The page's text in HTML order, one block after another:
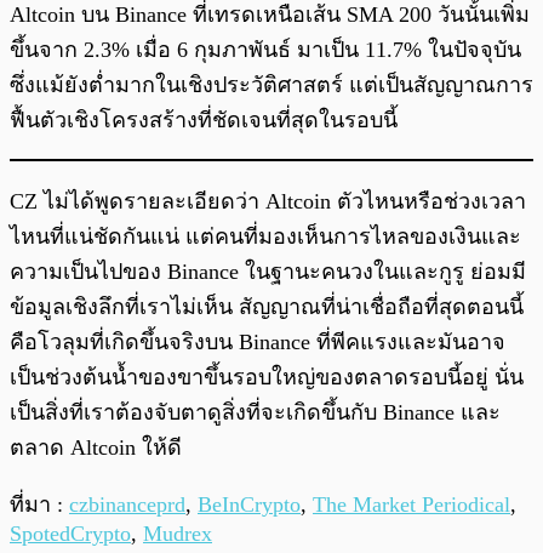
Altcoin บน Binance ที่เทรดเหนือเส้น SMA 200 วันนั้นเพิ่ม
ขึ้นจาก 2.3% เมื่อ 6 กุมภาพันธ์ มาเป็น 11.7% ในปัจจุบัน
ซึ่งแม้ยังต่ำมากในเชิงประวัติศาสตร์ แต่เป็นสัญญาณการ
ฟื้นตัวเชิงโครงสร้างที่ชัดเจนที่สุดในรอบนี้
CZ ไม่ได้พูดรายละเอียดว่า Altcoin ตัวไหนหรือช่วงเวลา
ไหนที่แน่ชัดกันแน่ แต่คนที่มองเห็นการไหลของเงินและ
ความเป็นไปของ Binance ในฐานะคนวงในและกูรู ย่อมมี
ข้อมูลเชิงลึกที่เราไม่เห็น สัญญาณที่น่าเชื่อถือที่สุดตอนนี้
คือโวลุมที่เกิดขึ้นจริงบน Binance ที่พีคแรงและมันอาจ
เป็นช่วงต้นน้ำของขาขึ้นรอบใหญ่ของตลาดรอบนี้อยู่ นั่น
เป็นสิ่งที่เราต้องจับตาดูสิ่งที่จะเกิดขึ้นกับ Binance และ
ตลาด Altcoin ให้ดี
ที่มา : czbinanceprd, BeInCrypto, The Market Periodical,
SpotedCrypto, Mudrex